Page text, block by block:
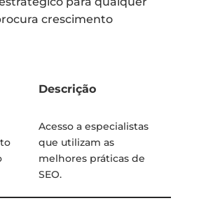
crescimento
Descrição
Acesso a especialistas
que utilizam as
melhores práticas de
SEO.